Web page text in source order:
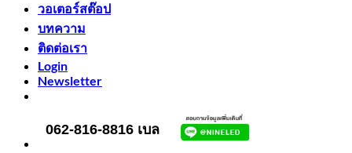
วอเตอร์สต๊อป
บทความ
ติดต่อเรา
Login
Newsletter
062-816-8816 เบล